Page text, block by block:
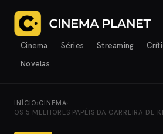
Cinema Séries Streaming
Novelas
INÍCIO› CINEMA›
OS 5 MELHORES PAPÉIS DA CARREIRA DE